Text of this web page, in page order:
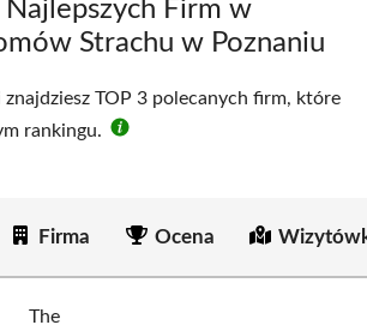
Najlepszych Firm w
Strachu w Poznaniu
TOP 3 polecanych firm, które
rankingu.
Firma Ocena
The